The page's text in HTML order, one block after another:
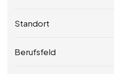
Standort
Berufsfeld